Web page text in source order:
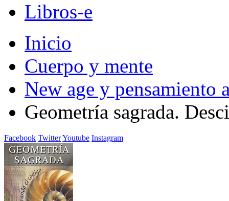
Libros-e
Inicio
Cuerpo y mente
New age y pensamiento
Geometría sagrada.
Facebook TwitterYoutube Instagram